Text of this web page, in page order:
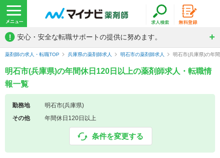
! 安心・安全な転職サポートの提供に努めます。
薬剤師の求人・転職TOP 兵庫県の薬剤師求人 明石市の薬剤師求人 明石市(兵庫県)の年
明石市(兵庫県)の年間休日120日以上の薬剤師求人・転職情
報一覧
勤務地
明石市(兵庫県)
その他
年間休日120日以上
条件を変更する